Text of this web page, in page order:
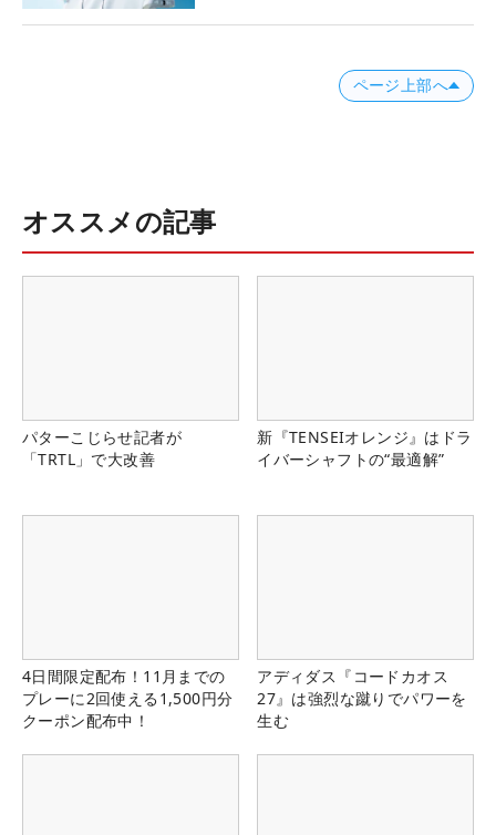
ページ上部へ
オススメの記事
パターこじらせ記者が
「TRTL」で大改善
新『TENSEIオレンジ』はドラ
イバーシャフトの“最適解”
4日間限定配布！11月までの
プレーに2回使える1,500円分
クーポン配布中！
アディダス『コードカオス
27』は強烈な蹴りでパワーを
生む